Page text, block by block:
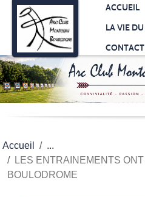
ACCUEIL
LA VIE
Accueil
LES ENTRAINEMENTS
BOULODROME
Panneau de gestion des cookies